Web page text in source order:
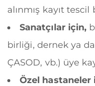
alınmış kayıt tescil
Sanatçılar için,
birliği, dernek ya
ÇASOD, vb.) üye
Özel hastaneler